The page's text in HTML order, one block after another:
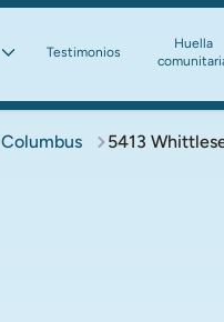
Testimonios
Huella
Columbus 5413